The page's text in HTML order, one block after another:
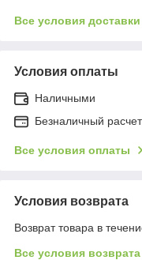
Все условия доставки
Условия оплаты
Наличными
Безналичный расчет
Все условия оплаты
Условия возврата
Возврат товара в
Все условия возврата